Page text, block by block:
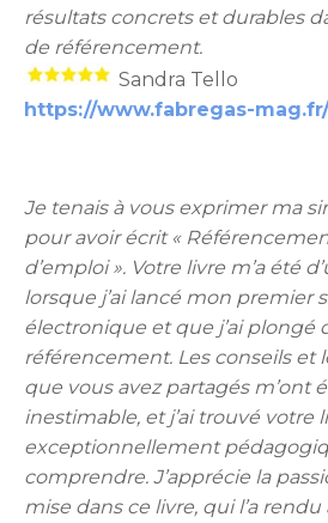
résultats concrets et durables
de référencement.
Sandra Tello
https://www.fabregas-mag.fr/
Je tenais à vous exprimer ma
pour avoir écrit «
d’emploi ». Votre livre m’a été
lorsque j’ai lancé mon premier
électronique et que j’ai plongé
référencement. Les conseils et
que vous avez partagés m’ont
inestimable, et j’ai trouvé votre
exceptionnellement
comprendre. J’apprécie la
mise dans ce livre, qui l’a